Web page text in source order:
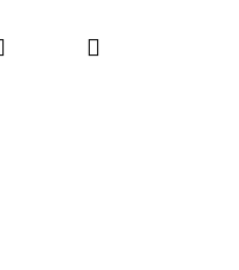
zboží/Reklamace
PřihlášeníNákupní